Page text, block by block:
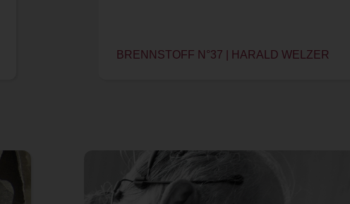
BRENNSTOFF N°37 | HARALD WELZER